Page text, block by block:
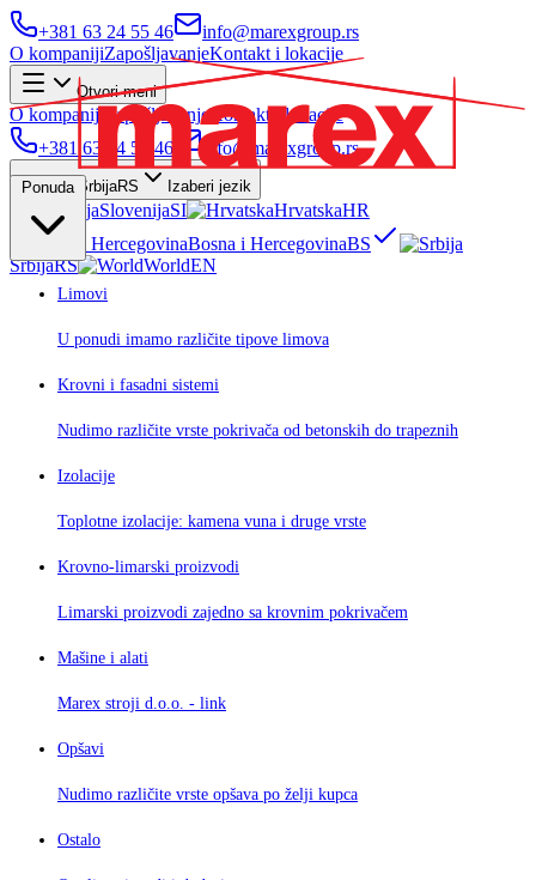
+381 63 24 55 46
info@marexgroup.rs
O kompanijiZapošljavanjeKontakt i lokacije
Otvori meni
O kompaniji ZapošljavanjeKontakt i lokacije
+381 63 24 55 46
info@marexgroup.rs
SrbijaRS Izaberi jezik
SlovenijaSI HrvatskaHR
Bosna i HercegovinaBS
SrbijaRS WorldEN
Ponuda
Limovi
U ponudi imamo različite tipove limova
Krovni i fasadni sistemi
Nudimo različite vrste pokrivača od betonskih do trapeznih
Izolacije
Toplotne izolacije: kamena vuna i druge vrste
Krovno-limarski proizvodi
Limarski proizvodi zajedno sa krovnim pokrivačem
Mašine i alati
Marex stroji d.o.o. - link
Opšavi
Nudimo različite vrste opšava po želji kupca
Ostalo